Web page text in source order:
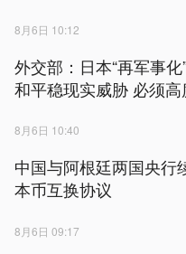
8月6日 10:12
外交部：日本“再军事化
和平稳现实威胁 必须高
8月6日 10:40
中国与阿根廷两国央行
本币互换协议
8月6日 09:17